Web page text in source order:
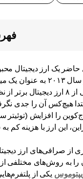
یک ارز دیجیتال
است. این ارز در سال
آن زمان به یکی از ۸ ارز
هیچ‌کس آن را جدی
از صرافی‌های ارز
را به روش‌های مختلفی
یکی از